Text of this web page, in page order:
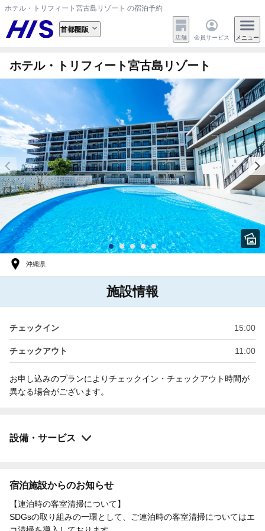
ホテル・トリフィート宮古島リゾート の宿泊予約
首都圏版
店舗 会員サービス メニュー
ホテル・トリフィート宮古島リゾート
沖縄県
施設情報
チェックイン 15:00
チェックアウト 11:00
お申し込みのプランによりチェックイン・チェックアウト時間が
異なる場合がございます。
設備・サービス
宿泊施設からのお知らせ
【連泊時の客室清掃について】
SDGsの取り組みの一環として、ご連泊時の客室清掃についてはエ